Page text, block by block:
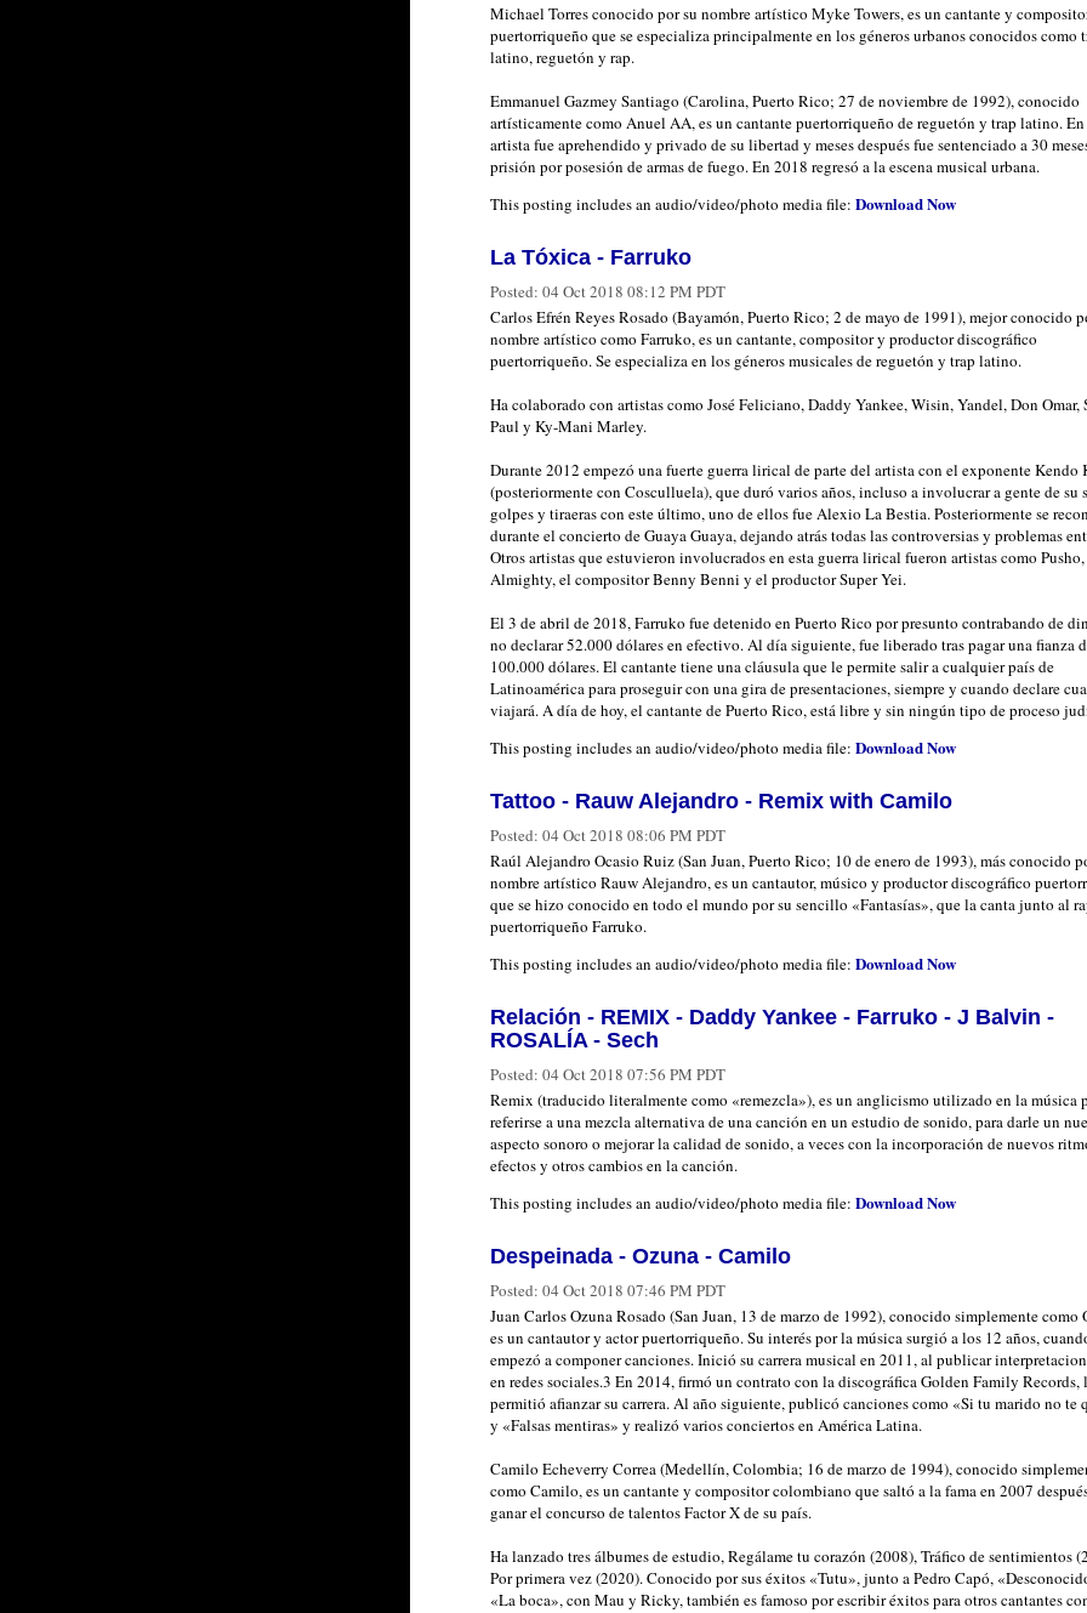
Michael Torres conocido por su nombre artístico Myke Towers, es un cantante y
puertorriqueño que se especializa principalmente en los géneros urbanos conocidos como
latino, reguetón y rap.
Emmanuel Gazmey Santiago (Carolina, Puerto Rico; 27 de noviembre de 1992), conocido
artísticamente como Anuel AA, es un cantante puertorriqueño de reguetón y trap latino.
artista fue aprehendido y privado de su libertad y meses después fue sentenciado a 30
prisión por posesión de armas de fuego. En 2018 regresó a la escena musical urbana.
This posting includes an audio/video/photo media file: Download Now
La Tóxica - Farruko
Posted: 04 Oct 2018 08:12 PM PDT
Carlos Efrén Reyes Rosado (Bayamón, Puerto Rico; 2 de mayo de 1991), mejor conocido
nombre artístico como Farruko, es un cantante, compositor y productor discográfico
puertorriqueño. Se especializa en los géneros musicales de reguetón y trap latino.
Ha colaborado con artistas como José Feliciano, Daddy Yankee, Wisin, Yandel, Don Omar,
Paul y Ky-Mani Marley.
Durante 2012 empezó una fuerte guerra lirical de parte del artista con el exponente Kendo
(posteriormente con Cosculluela), que duró varios años, incluso a involucrar a gente de su
golpes y tiraeras con este último, uno de ellos fue Alexio La Bestia. Posteriormente se
durante el concierto de Guaya Guaya, dejando atrás todas las controversias y problemas
Otros artistas que estuvieron involucrados en esta guerra lirical fueron artistas como Pusho,
Almighty, el compositor Benny Benni y el productor Super Yei.
El 3 de abril de 2018, Farruko fue detenido en Puerto Rico por presunto contrabando de
no declarar 52.000 dólares en efectivo. Al día siguiente, fue liberado tras pagar una fianza
100.000 dólares. El cantante tiene una cláusula que le permite salir a cualquier país de
Latinoamérica para proseguir con una gira de presentaciones, siempre y cuando declare
viajará.​ A día de hoy, el cantante de Puerto Rico, está libre y sin ningún tipo de proceso
This posting includes an audio/video/photo media file: Download Now
Tattoo - Rauw Alejandro - Remix with Camilo
Posted: 04 Oct 2018 08:06 PM PDT
Raúl Alejandro Ocasio Ruiz (San Juan, Puerto Rico; 10 de enero de 1993), más conocido
nombre artístico Rauw Alejandro, es un cantautor, músico y productor discográfico
que se hizo conocido en todo el mundo por su sencillo «Fantasías», que la canta junto al
puertorriqueño Farruko.
This posting includes an audio/video/photo media file: Download Now
Relación - REMIX - Daddy Yankee - Farruko - J Balvin -
ROSALÍA - Sech
Posted: 04 Oct 2018 07:56 PM PDT
Remix (traducido literalmente como «remezcla»), es un anglicismo utilizado en la música
referirse a una mezcla alternativa de una canción en un estudio de sonido, para darle un
aspecto sonoro o mejorar la calidad de sonido, a veces con la incorporación de nuevos
efectos y otros cambios en la canción.
This posting includes an audio/video/photo media file: Download Now
Despeinada - Ozuna - Camilo
Posted: 04 Oct 2018 07:46 PM PDT
Juan Carlos Ozuna Rosado (San Juan, 13 de marzo de 1992), conocido simplemente como
es un cantautor y actor puertorriqueño. Su interés por la música surgió a los 12 años,
empezó a componer canciones. ​Inició su carrera musical en 2011, al publicar
en redes sociales.3​ En 2014, firmó un contrato con la discográfica Golden Family Records,​
permitió afianzar su carrera.​ Al año siguiente, publicó canciones como «Si tu marido no te
y «Falsas mentiras» y realizó varios conciertos en América Latina.​
Camilo Echeverry Correa (Medellín, Colombia; 16 de marzo de 1994), conocido
como Camilo, es un cantante y compositor colombiano que saltó a la fama en 2007
ganar el concurso de talentos Factor X de su país.
Ha lanzado tres álbumes de estudio, Regálame tu corazón (2008), Tráfico de sentimientos
Por primera vez (2020). Conocido por sus éxitos «Tutu», junto a Pedro Capó,
«La boca», con Mau y Ricky, también es famoso por escribir éxitos para otros cantantes